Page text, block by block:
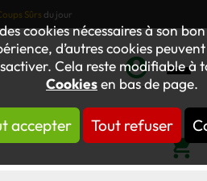
cookies nécessaires à son
d’autres cookies
Cela reste modifiable à
Cookiesen bas de page.
accepter Tout refuser
Sûrs du jour
Mon
Panier